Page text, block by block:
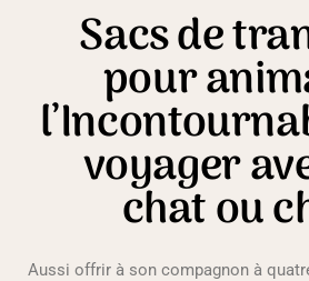
Sacs de
pour
voyager
chat ou
Aussi offrir à son compagnon à